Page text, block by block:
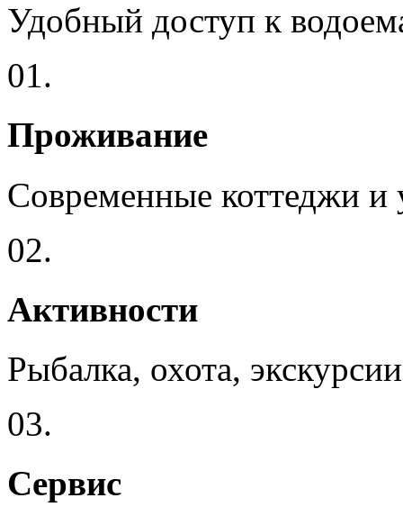
Удобный доступ к
01.
Проживание
Современные коттеджи
02.
Активности
Рыбалка, охота,
03.
Сервис